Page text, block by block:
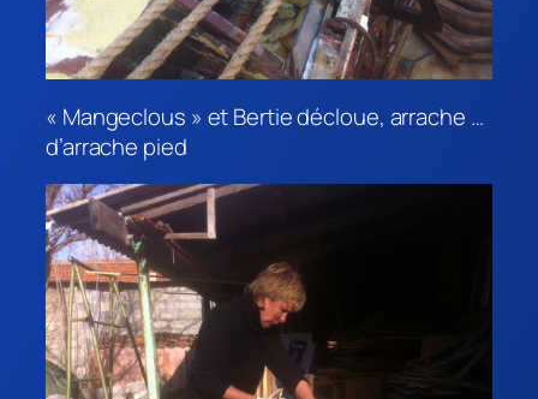
« Mangeclous » et Bertie décloue, arrache …
d’arrache pied